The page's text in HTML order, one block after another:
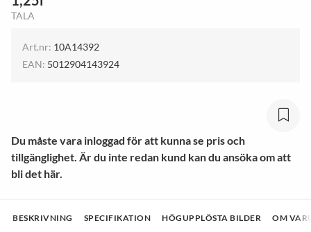
TALA
Art.nr: 10A14392
EAN: 5012904143924
Du måste vara inloggad för att kunna se pris och
tillgänglighet. Är du inte redan kund kan du ansöka om att
bli det här.
BESKRIVNING SPECIFIKATION HÖGUPPLÖSTA BILDER OM